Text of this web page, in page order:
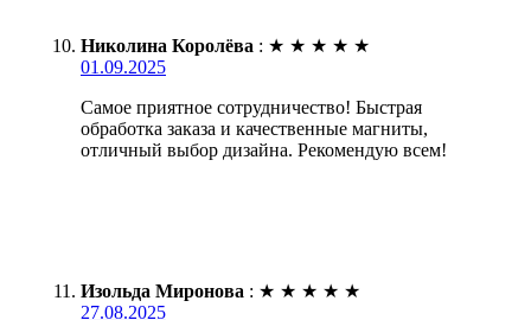
Николина Королёва : ★ ★ ★ ★ ★
01.09.2025
Самое приятное сотрудничество! Быстрая
обработка заказа и качественные магниты,
отличный выбор дизайна. Рекомендую всем!
Изольда Миронова : ★ ★ ★ ★ ★
27.08.2025